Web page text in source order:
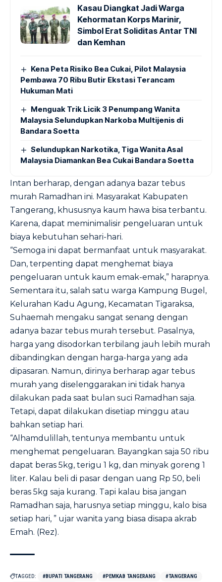
Kasau Diangkat Jadi Warga
Kehormatan Korps Marinir,
Simbol Erat Soliditas Antar TNI
dan Kemhan
Kena Peta Risiko Bea Cukai, Pilot Malaysia
Pembawa 70 Ribu Butir Ekstasi Terancam
Hukuman Mati
Menguak Trik Licik 3 Penumpang Wanita
Malaysia Selundupkan Narkoba Multijenis di
Bandara Soetta
Selundupkan Narkotika, Tiga Wanita Asal
Malaysia Diamankan Bea Cukai Bandara Soetta
Intan berharap, dengan adanya bazar tebus
murah Ramadhan ini. Masyarakat Kabupaten
Tangerang, khususnya kaum hawa bisa terbantu.
Karena, dapat meminimalisir pengeluaran untuk
biaya kebutuhan sehari-hari.
“Semoga ini dapat bermanfaat untuk masyarakat.
Dan, terpenting dapat menghemat biaya
pengeluaran untuk kaum emak-emak,” harapnya.
Sementara itu, salah satu warga Kampung Bugel,
Kelurahan Kadu Agung, Kecamatan Tigaraksa,
Suhaemah mengaku sangat senang dengan
adanya bazar tebus murah tersebut. Pasalnya,
harga yang disodorkan terbilang jauh lebih murah
dibandingkan dengan harga-harga yang ada
dipasaran. Namun, dirinya berharap agar tebus
murah yang diselenggarakan ini tidak hanya
dilakukan pada saat bulan suci Ramadhan saja.
Tetapi, dapat dilakukan disetiap minggu atau
bahkan setiap hari.
“Alhamdulillah, tentunya membantu untuk
menghemat pengeluaran. Bayangkan saja 50 ribu
dapat beras 5kg, terigu 1 kg, dan minyak goreng 1
liter. Kalau beli di pasar dengan uang Rp 50, beli
beras 5kg saja kurang. Tapi kalau bisa jangan
Ramadhan saja, harusnya setiap minggu, kalo bisa
setiap hari, ” ujar wanita yang biasa disapa akrab
Emah. (Rez).
TAGGED: #BUPATI TANGERANG #PEMKAB TANGERANG
#TANGERANG